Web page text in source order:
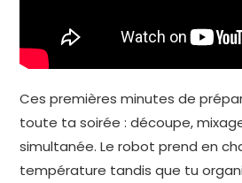
Ces premières minutes de
toute ta soirée : découpe,
simultanée. Le robot prend en
température tandis que tu